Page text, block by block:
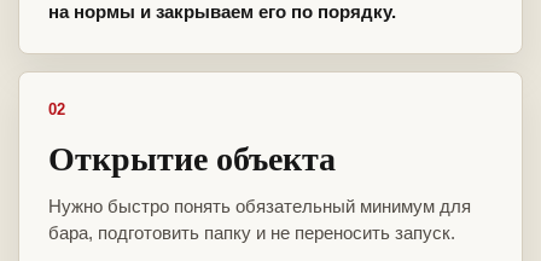
на нормы и закрываем его по порядку.
02
Открытие объекта
Нужно быстро понять обязательный минимум для
бара, подготовить папку и не переносить запуск.